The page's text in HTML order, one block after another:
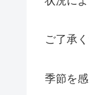
ご了承
季節を